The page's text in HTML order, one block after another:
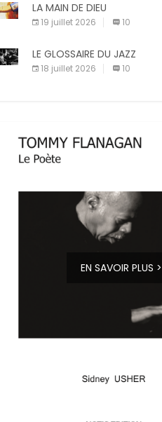
LA MAIN DE DIEU
19 juillet 2026 10
LE GLOSSAIRE DU JAZZ
18 juillet 2026 10
EN SAVOIR PLUS >